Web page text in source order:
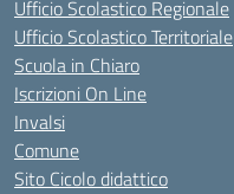
Ufficio Scolastico Regionale
Ufficio Scolastico Territoriale
Scuola in Chiaro
Iscrizioni On Line
Invalsi
Comune
Sito Cicolo didattico